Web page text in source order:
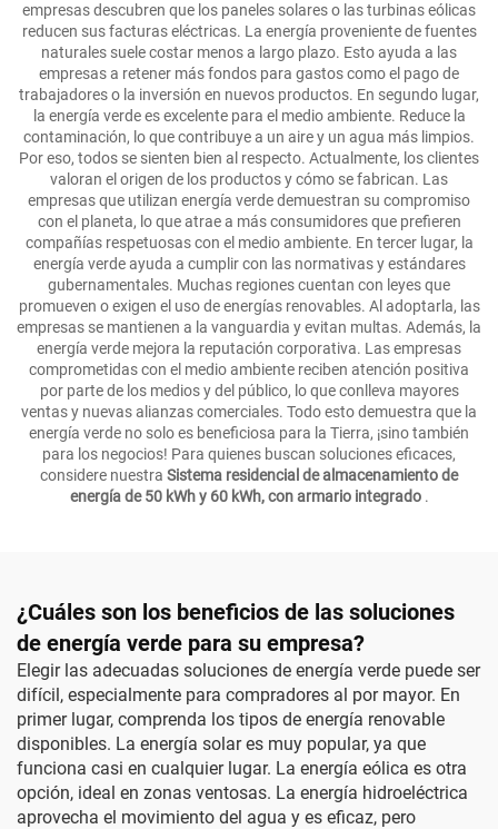
empresas descubren que los paneles solares o las turbinas eólicas
reducen sus facturas eléctricas. La energía proveniente de fuentes
naturales suele costar menos a largo plazo. Esto ayuda a las
empresas a retener más fondos para gastos como el pago de
trabajadores o la inversión en nuevos productos. En segundo lugar,
la energía verde es excelente para el medio ambiente. Reduce la
contaminación, lo que contribuye a un aire y un agua más limpios.
Por eso, todos se sienten bien al respecto. Actualmente, los clientes
valoran el origen de los productos y cómo se fabrican. Las
empresas que utilizan energía verde demuestran su compromiso
con el planeta, lo que atrae a más consumidores que prefieren
compañías respetuosas con el medio ambiente. En tercer lugar, la
energía verde ayuda a cumplir con las normativas y estándares
gubernamentales. Muchas regiones cuentan con leyes que
promueven o exigen el uso de energías renovables. Al adoptarla, las
empresas se mantienen a la vanguardia y evitan multas. Además, la
energía verde mejora la reputación corporativa. Las empresas
comprometidas con el medio ambiente reciben atención positiva
por parte de los medios y del público, lo que conlleva mayores
ventas y nuevas alianzas comerciales. Todo esto demuestra que la
energía verde no solo es beneficiosa para la Tierra, ¡sino también
para los negocios! Para quienes buscan soluciones eficaces,
considere nuestra Sistema residencial de almacenamiento de
energía de 50 kWh y 60 kWh, con armario integrado .
¿Cuáles son los beneficios de las soluciones
de energía verde para su empresa?
Elegir las adecuadas soluciones de energía verde puede ser
difícil, especialmente para compradores al por mayor. En
primer lugar, comprenda los tipos de energía renovable
disponibles. La energía solar es muy popular, ya que
funciona casi en cualquier lugar. La energía eólica es otra
opción, ideal en zonas ventosas. La energía hidroeléctrica
aprovecha el movimiento del agua y es eficaz, pero